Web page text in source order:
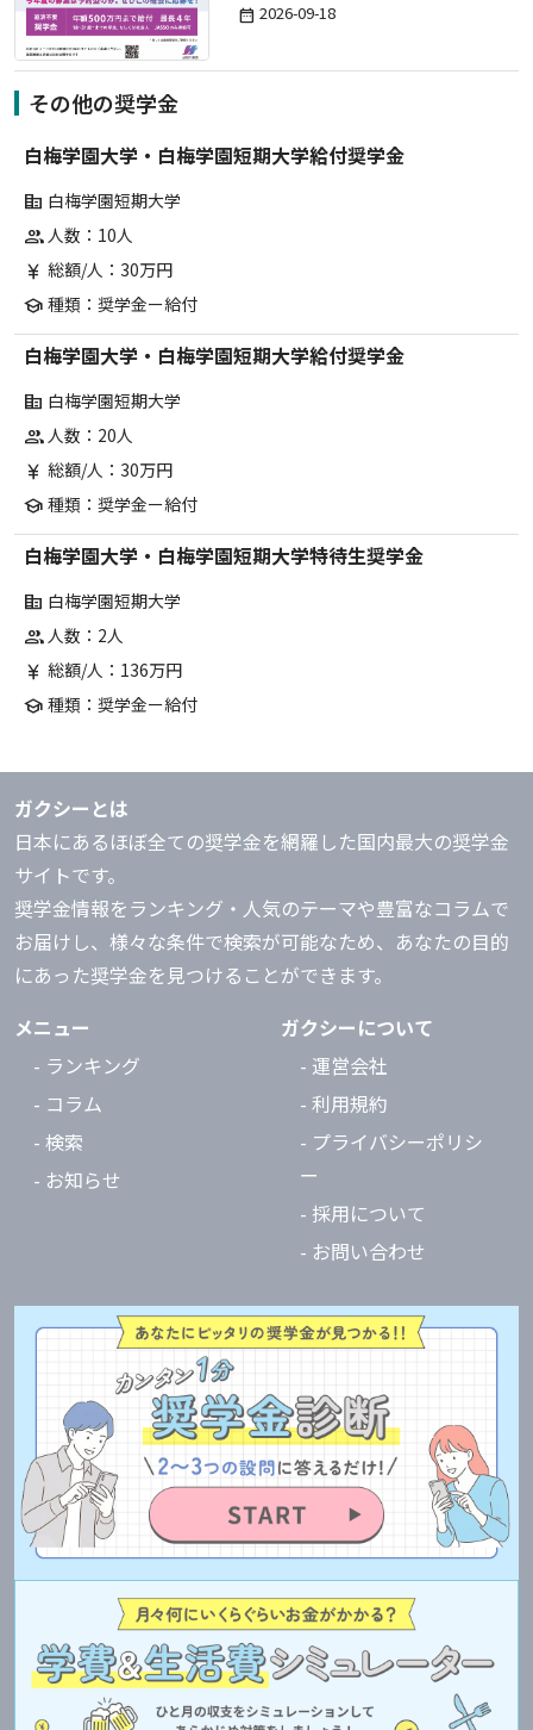
date_range 2026-09-18
その他の奨学金
白梅学園大学・白梅学園短期大学給付奨学金
corporate_fare 白梅学園短期大学
group人数：10人
currency_yen 総額/人：30万円
school 種類：奨学金ー給付
白梅学園大学・白梅学園短期大学給付奨学金
corporate_fare 白梅学園短期大学
group人数：20人
currency_yen 総額/人：30万円
school 種類：奨学金ー給付
白梅学園大学・白梅学園短期大学特待生奨学金
corporate_fare 白梅学園短期大学
group人数：2人
currency_yen 総額/人：136万円
school 種類：奨学金ー給付
ガクシーとは
日本にあるほぼ全ての奨学金を網羅した国内最大の奨学金
サイトです。
奨学金情報をランキング・人気のテーマや豊富なコラムで
お届けし、様々な条件で検索が可能なため、あなたの目的
にあった奨学金を見つけることができます。
メニュー
- ランキング
- コラム
- 検索
- お知らせ
ガクシーについて
- 運営会社
- 利用規約
- プライバシーポリシ
ー
- 採用について
- お問い合わせ